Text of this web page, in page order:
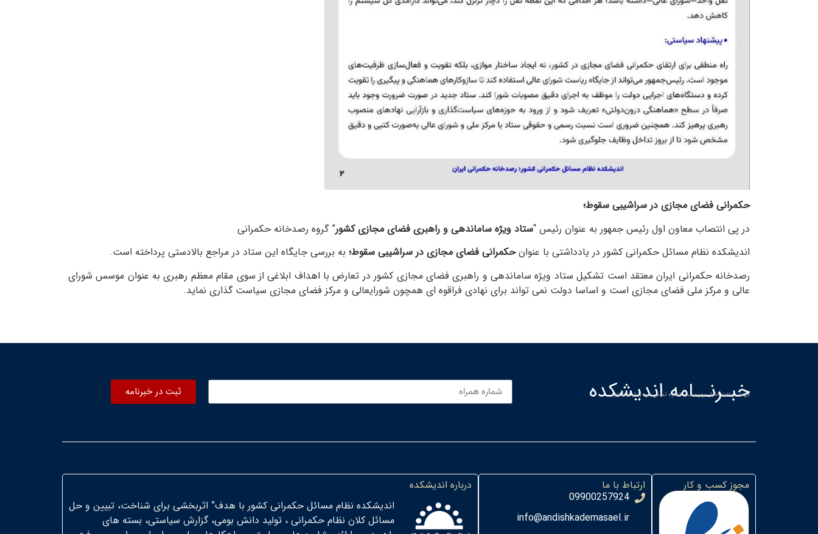
حکمرانی فضای مجازی در سراشیبی سقوط؛
در پی انتصاب معاون اول رئیس جمهور به عنوان رئیس “ستاد ویژه ساماندهی و راهبری فضای مجازی کشور” گروه رصدخانه حکمرانی
اندیشکده نظام مسائل حکمرانی کشور در یادداشتی با عنوانحکمرانی فضای مجازی در سراشیبی سقوط؛ به بررسی جایگاه این ستاد در مراجع بالادستی پرداخته است.
رصدخانه حکمرانی ایران معتقد است تشکیل ستاد ویژه ساماندهی و راهبری فضای مجازی کشور در تعارض با اهداف ابلاغی از سوی مقام معظم رهبری به عنوان موسس شورای
عالی و مرکز ملی فضای مجازی است و اساسا دولت نمی تواند برای نهادی فراقوه ای همچون شورایعالی و مرکز فضای مجازی سیاست گذاری نماید.
خبـرنــامه اندیشکده
جهت دریافت اخبار مهم سایت شماره تماس خود را ثبت نمایید ثبت در خبرنامه
مجوز کسب و کار
ارتباط با ما
09900257924
info@andishkademasael.ir
درباره اندیشکده
اندیشکده نظام مسائل حکمرانی کشور با هدف” اثربخشی برای شناخت، تبیین و حل
مسائل کلان نظام حکمرانی ، تولید دانش بومی، گزارش سیاستی، بسته های